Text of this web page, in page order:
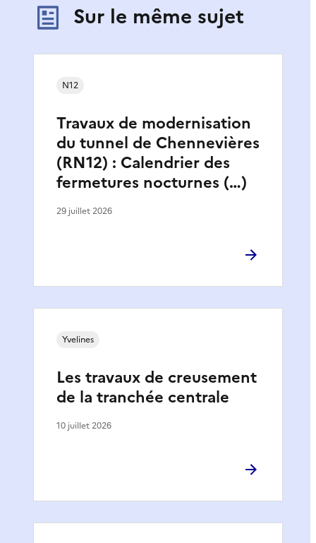
Sur le même sujet
Travaux de modernisation
du tunnel de Chennevières
(RN12) : Calendrier des
fermetures nocturnes (…)
N12
29 juillet 2026
Les travaux de creusement
de la tranchée centrale
Yvelines
10 juillet 2026